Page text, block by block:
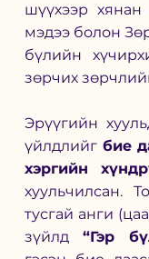
шүүхээр
мэдээ болон
бүлийн
зөрчих
Эрүүгийн
үйлдлийг бие
хэргийн
хуульчилсан.
тусгай анги
зүйлд